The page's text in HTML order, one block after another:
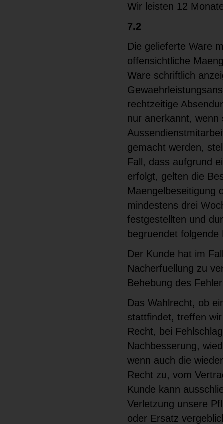
Wir leisten 12
7.2
Die gelieferte Ware
offensichtliche
Ware schriftlich
rechtzeitige
nur anerkannt, wenn
gemacht werden,
Fall, dass aufgrund
erfolgt, gelten die
Maengelbeseitigung
mindestens drei
festgestellten und
begruendet folgende
Der Kunde hat im
Nacherfuellung zu
Behebung des
Das Wahlrecht, ob
stattfindet, treffen
Recht, bei
Nachbesserung,
wenn auch die
Recht zu, vom
Kunde kann
Verletzung unsere
oder Ersatz